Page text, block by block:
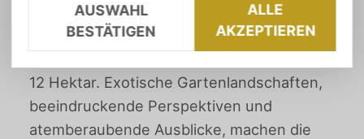
Diese einzigartige Gartenwelt in Meran
erstreckt sich mit über 80
12 Hektar. Exotische Gartenlandschaften,
beeindruckende Perspektiven und
atemberaubende Ausblicke, machen die
AUSWAHL
BESTÄTIGEN
ALLE
AKZEPTIEREN